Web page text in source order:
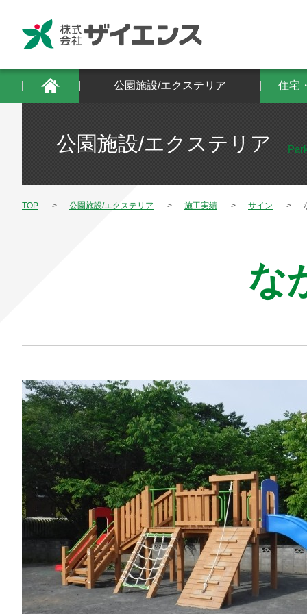
公園施設/エクステリア 住宅
公園施設/エクステリア
TOP 公園施設/エクステリア 施工実績 サイン
な